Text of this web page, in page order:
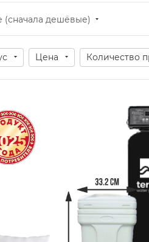
(сначала дешёвые)
Цена Количество